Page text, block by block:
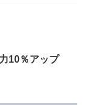
10％アップ